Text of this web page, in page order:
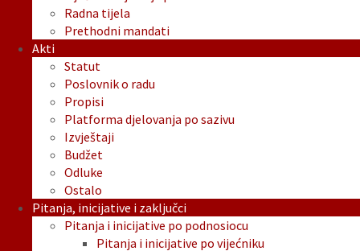
Radna tijela
Prethodni mandati
Akti
Statut
Poslovnik o radu
Propisi
Platforma djelovanja po sazivu
Izvještaji
Budžet
Odluke
Ostalo
Pitanja, inicijative i zaključci
Pitanja i inicijative po podnosiocu
Pitanja i inicijative po vijećniku